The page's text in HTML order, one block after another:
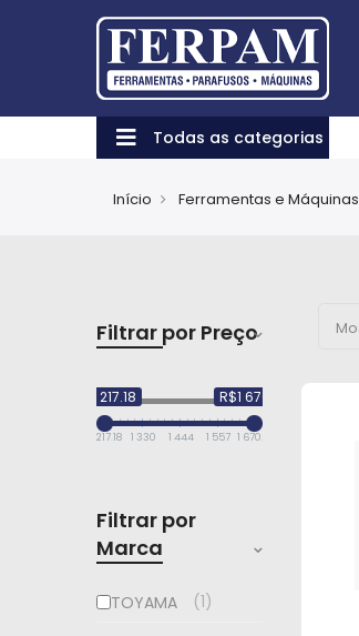
Todas as categorias
Início Ferramentas e Máquinas
Filtrar por Preço
R$1 217.18 R$1 670.24
1 217.18 1 330 1 444 1 557 1 670.24
Filtrar por
Marca
TOYAMA 1